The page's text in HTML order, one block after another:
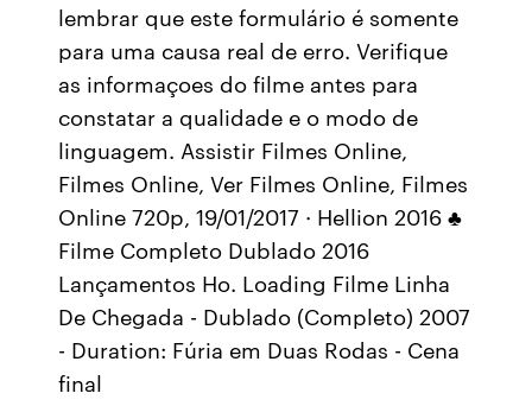
lembrar que este formulário é somente
para uma causa real de erro. Verifique
as informaçoes do filme antes para
constatar a qualidade e o modo de
linguagem. Assistir Filmes Online,
Filmes Online, Ver Filmes Online, Filmes
Online 720p, 19/01/2017 · Hellion 2016 ♣
Filme Completo Dublado 2016
Lançamentos Ho. Loading Filme Linha
De Chegada - Dublado (Completo) 2007
- Duration: Fúria em Duas Rodas - Cena
final